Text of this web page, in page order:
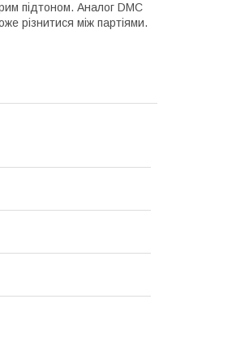
підтоном. Аналог DMC
різнитися між партіями.